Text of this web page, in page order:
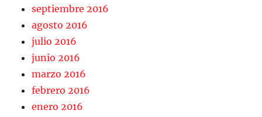
septiembre 2016
agosto 2016
julio 2016
junio 2016
marzo 2016
febrero 2016
enero 2016